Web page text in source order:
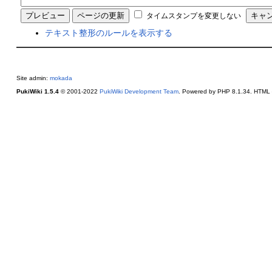
タイムスタンプを変更しない
テキスト整形のルールを表示する
Site admin: mokada
PukiWiki 1.5.4© 2001-2022 PukiWiki Development Team. Powered by PHP 8.1.34. HTML